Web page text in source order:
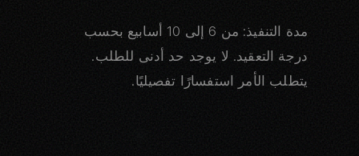
مدة التنفيذ: من 6 إلى 10 أسابيع بحسب
درجة التعقيد. لا يوجد حد أدنى للطلب.
يتطلب الأمر استفسارًا تفصيليًا.